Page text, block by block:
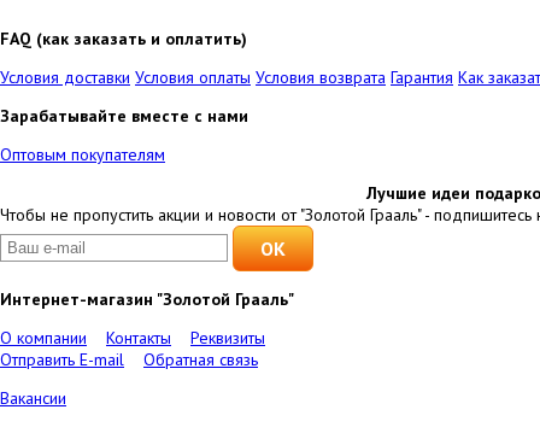
FAQ (как заказать и оплатить)
Условия доставки Условия оплаты Условия возврата Гарантия Как
Зарабатывайте вместе с нами
Оптовым покупателям
Лучшие идеи
Чтобы не пропустить акции и новости от "Золотой Грааль" - подпишитесь
Интернет-магазин "Золотой Грааль"
О компании
Контакты
Реквизиты
Отправить E-mail
Обратная связь
Вакансии